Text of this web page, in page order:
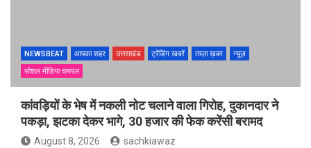
NEWSBEAT आपका शहर उत्तराखंड ट्रेंडिंग खबरें ताज़ा ख़बर
न्यूज़
सोशल मीडिया वायरल
कांवड़ियों के भेष में नकली नोट चलाने वाला गिरोह, दुकानदार ने
पकड़ा, झटका देकर भागे, 30 हजार की फेक करेंसी बरामद
August 8, 2026 sachkiawaz